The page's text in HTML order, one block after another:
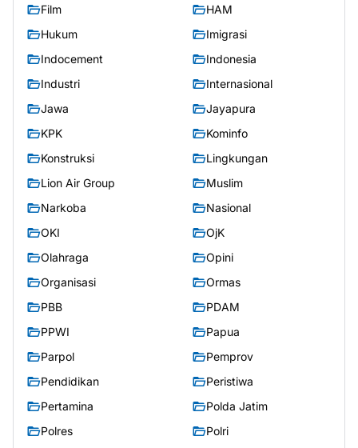
Film
HAM
Hukum
Imigrasi
Indocement
Indonesia
Industri
Internasional
Jawa
Jayapura
KPK
Kominfo
Konstruksi
Lingkungan
Lion Air Group
Muslim
Narkoba
Nasional
OKI
OjK
Olahraga
Opini
Organisasi
Ormas
PBB
PDAM
PPWI
Papua
Parpol
Pemprov
Pendidikan
Peristiwa
Pertamina
Polda Jatim
Polres
Polri